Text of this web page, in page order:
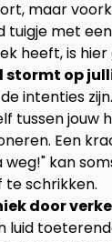
maar
tuigje met
heeft, is
stormt op
intenties
tussen jouw
Een
kan
te schrikken.
door
luid